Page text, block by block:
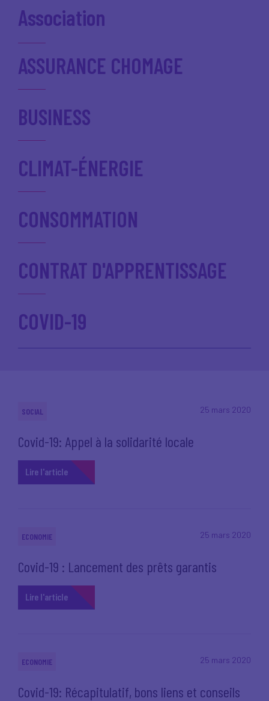
Association
ASSURANCE CHOMAGE
BUSINESS
CLIMAT-ÉNERGIE
CONSOMMATION
CONTRAT D'APPRENTISSAGE
COVID-19
25 mars 2020
SOCIAL
Covid-19: Appel à la solidarité locale
Lire l'article
25 mars 2020
ECONOMIE
Covid-19 : Lancement des prêts garantis
Lire l'article
25 mars 2020
ECONOMIE
Covid-19: Récapitulatif, bons liens et conseils